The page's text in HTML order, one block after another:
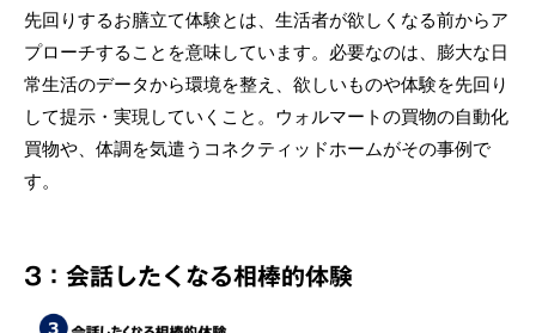
先回りするお膳立て体験とは、生活者が欲しくなる前からア
プローチすることを意味しています。必要なのは、膨大な日
常生活のデータから環境を整え、欲しいものや体験を先回り
して提示・実現していくこと。ウォルマートの買物の自動化
買物や、体調を気遣うコネクティッドホームがその事例で
す。
3：会話したくなる相棒的体験